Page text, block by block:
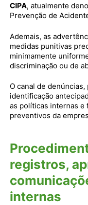
CIPA, atualmente
Prevenção de
Ademais, as
medidas punitivas
minimamente
discriminação ou de
O canal de
identificação
as políticas internas e
preventivos da
registros,
internas